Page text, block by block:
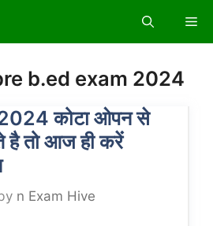
b.ed exam 2024
कोटा ओपन से
है तो आज ही करें
n Exam Hive